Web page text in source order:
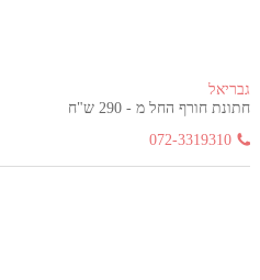
גבריאל
חתונת חורף החל מ - 290 ש"ח
072-3319310